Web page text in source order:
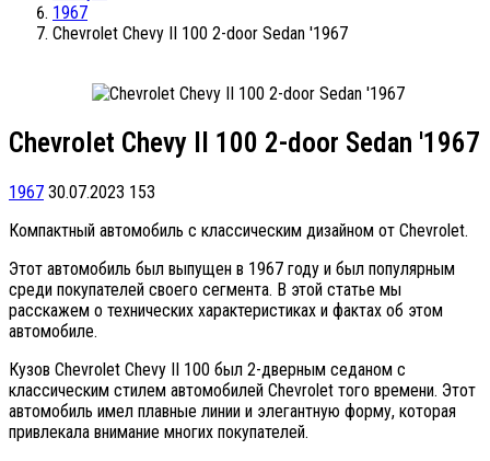
1967
Chevrolet Chevy II 100 2-door Sedan '1967
Chevrolet Chevy II 100 2-door Sedan '1967
1967 30.07.2023 153
Компактный автомобиль с классическим дизайном от Chevrolet.
Этот автомобиль был выпущен в 1967 году и был популярным
среди покупателей своего сегмента. В этой статье мы
расскажем о технических характеристиках и фактах об этом
автомобиле.
Кузов Chevrolet Chevy II 100 был 2-дверным седаном с
классическим стилем автомобилей Chevrolet того времени. Этот
автомобиль имел плавные линии и элегантную форму, которая
привлекала внимание многих покупателей.